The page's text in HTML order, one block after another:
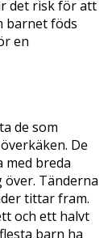
det risk för att
barnet föds
en
de som
De
med breda
Tänderna
tittar fram.
och ett halvt
barn ha